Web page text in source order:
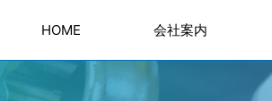
HOME 会社案内